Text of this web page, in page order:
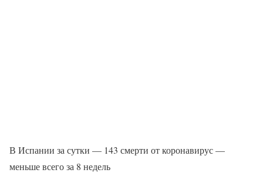
В Испании за сутки — 143 смерти от коронавирус —
меньше всего за 8 недель